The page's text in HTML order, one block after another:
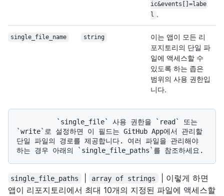
ic&events[]=labe
l .
single_file_name string
이는 앱이 모든 리
포지토리의 단일 파
일에 액세스할 수
있도록 하는 좁은
범위의 사용 권한입
니다.
`write`로 설정하면 이 필드는 GitHub App에서 관리할
단일 파일의 경로를 제공합니다. 여러 파일을 관리해야
single_file_paths array of strings
| 이렇게 하면
앱이 리포지토리에서 최대 10개의 지정된 파일에 액세스할